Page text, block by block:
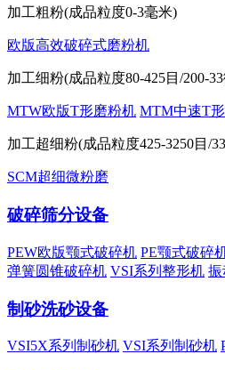
加工粗粉(成品粒度0-3毫米)
欧版高效破碎式磨粉机
加工细粉(成品粒度80-425目/200-
MTW欧版T形磨粉机 MTM中速T
加工超细粉(成品粒度425-3250目/
SCM超细微粉磨
破碎筛分设备
PEW欧版颚式破碎机 PE颚式破碎
弹簧圆锥破碎机 VSI系列整形机 振
制砂洗砂设备
VSI5X系列制砂机 VSI系列制砂机